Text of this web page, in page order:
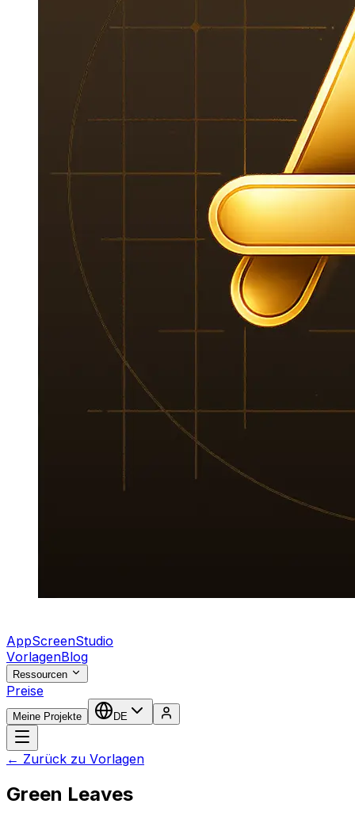
AppScreenStudio
VorlagenBlog
Ressourcen
Preise
Meine Projekte DE
← Zurück zu Vorlagen
Green Leaves